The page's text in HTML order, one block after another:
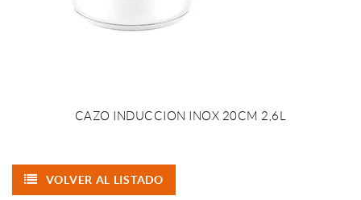
CAZO INDUCCION INOX 20CM 2,6L
VOLVER AL LISTADO